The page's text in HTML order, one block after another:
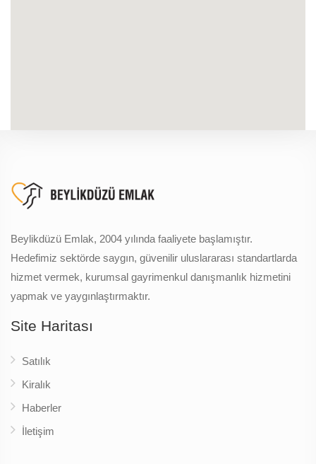
Beylikdüzü Emlak, 2004 yılında faaliyete başlamıştır.
Hedefimiz sektörde saygın, güvenilir uluslararası standartlarda
hizmet vermek, kurumsal gayrimenkul danışmanlık hizmetini
yapmak ve yaygınlaştırmaktır.
Site Haritası
Satılık
Kiralık
Haberler
İletişim